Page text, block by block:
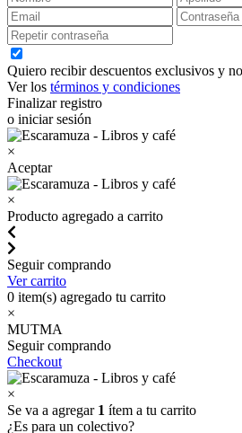
Quiero recibir descuentos exclusivos y
Ver los términos y condiciones
Finalizar registro
o iniciar sesión
×
Aceptar
×
Producto agregado a carrito
Seguir comprando
Ver carrito
0 item(s) agregado tu carrito
×
MUTMA
Seguir comprando
Checkout
×
Se va a agregar 1 ítem a tu carrito
¿Es para un colectivo?